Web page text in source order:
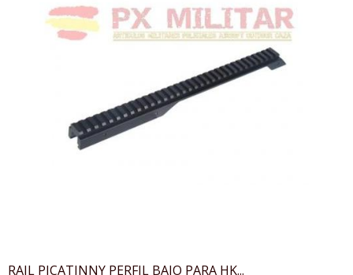
RAIL PICATINNY PERFIL BAJO PARA HK...